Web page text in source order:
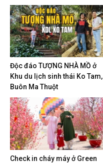
Độc đáo TƯỢNG NHÀ MỒ ở
Khu du lịch sinh thái Ko Tam,
Buôn Ma Thuột
Check in cháy máy ở Green